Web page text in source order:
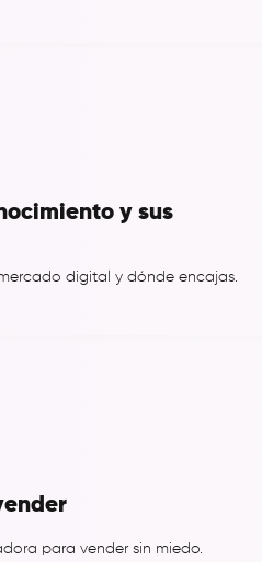
y sus
digital y dónde encajas.
para vender sin miedo.